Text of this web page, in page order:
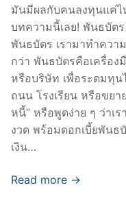
มันมีผลกับคนลงทุนแค่
บทความนี้เลย! พันธบัต
พันธบัตร เรามาทำควา
กว่า พันธบัตรคือเครื่อง
หรือบริษัท เพื่อระดมทุน
ถนน โรงเรียน หรือขยา
หนี้” หรือพูดง่าย ๆ ว่าเร
งวด พร้อมดอกเบี้ยพัน
เงิน…
Read more →